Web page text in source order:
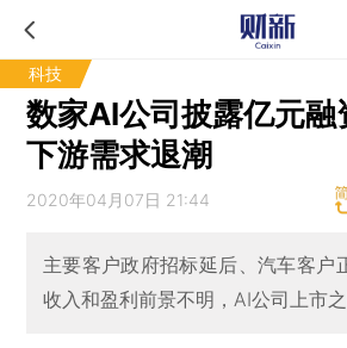
科技
数家AI公司披露亿元融
下游需求退潮
2020年04月07日 21:44
主要客户政府招标延后、汽车客户
收入和盈利前景不明，AI公司上市